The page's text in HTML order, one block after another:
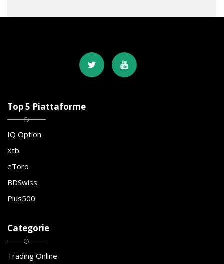
Top 5 Piattaforme
IQ Option
Xtb
eToro
BDSwiss
Plus500
Categorie
Trading Online